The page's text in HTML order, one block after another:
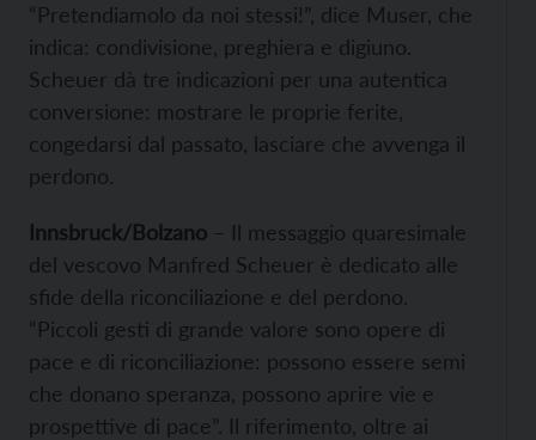
“Pretendiamolo da noi stessi!”, dice Muser, che
indica: condivisione, preghiera e digiuno.
Scheuer dà tre indicazioni per una autentica
conversione: mostrare le proprie ferite,
congedarsi dal passato, lasciare che avvenga il
perdono.
Innsbruck/Bolzano – Il messaggio quaresimale
del vescovo Manfred Scheuer è dedicato alle
sfide della riconciliazione e del perdono.
“Piccoli gesti di grande valore sono opere di
pace e di riconciliazione: possono essere semi
che donano speranza, possono aprire vie e
prospettive di pace”. Il riferimento, oltre ai